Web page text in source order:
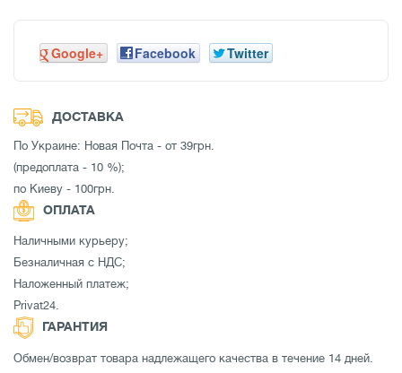
Google+ Facebook Twitter
ДОСТАВКА
По Украине: Новая Почта - от 39грн.
(предоплата - 10 %);
по Киеву - 100грн.
ОПЛАТА
Наличными курьеру;
Безналичная с НДС;
Наложенный платеж;
Privat24.
ГАРАНТИЯ
Обмен/возврат товара надлежащего качества в течение 14 дней.